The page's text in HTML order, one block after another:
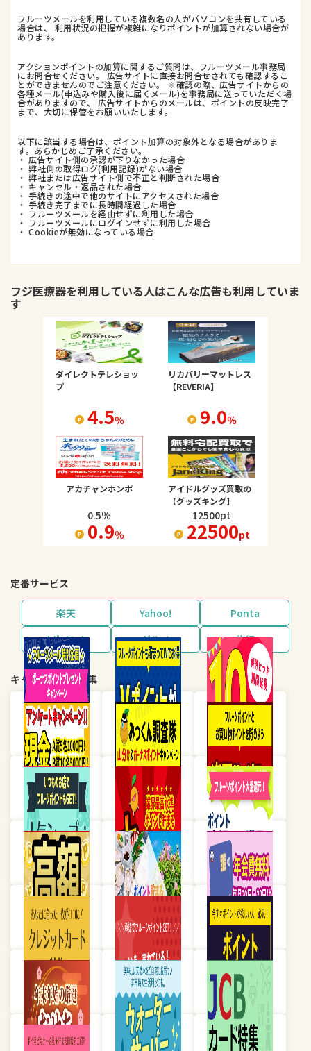
フルーツメールを利用している複数名の人がパソコンを共有している
場合は、 利用状況の把握が複雑になりポイントが加算されない場合が
あります。
アクションポイントの加算に関するご質問は、フルーツメール事務局
にお問合せください。 広告サイトに直接お問合せされても確認するこ
とができませんのでご注意ください。 ※確認の際、広告サイトからの
各種メール(申込みや購入後に届くメール)を事務局に送っていただく場
合がありますので、 広告サイトからのメールは、ポイントの反映完了
まで、大切に保管をお願いいたします。
以下に該当する場合は、ポイント加算の対象外となる場合がありま
す。あらかじめご了承ください。
・ 広告サイト側の承認が下りなかった場合
・ 弊社側の取得ログ(利用記録)がない場合
・ 弊社または広告サイト側で不正と判断された場合
・ キャンセル・返品された場合
・ 手続きの途中で他のサイトにアクセスされた場合
・ 手続き完了までに長時間経過した場合
・ フルーツメールを経由せずに利用した場合
・ フルーツメールにログインせずに利用した場合
・ Cookieが無効になっている場合
フジ医療器を利用している人はこんな広告も利用していま
す
ダイレクトテレショッ
プ
4.5％
リカバリーマットレス
【REVERIA】
9.0％
アカチャンホンポ
0.5％
0.9％
アイドルグッズ買取の
【グッズキング】
12500pt
22500pt
定番サービス
楽天 Yahoo!
Ponta
dポイント
グルメ 旅行
キャンペーン・特集